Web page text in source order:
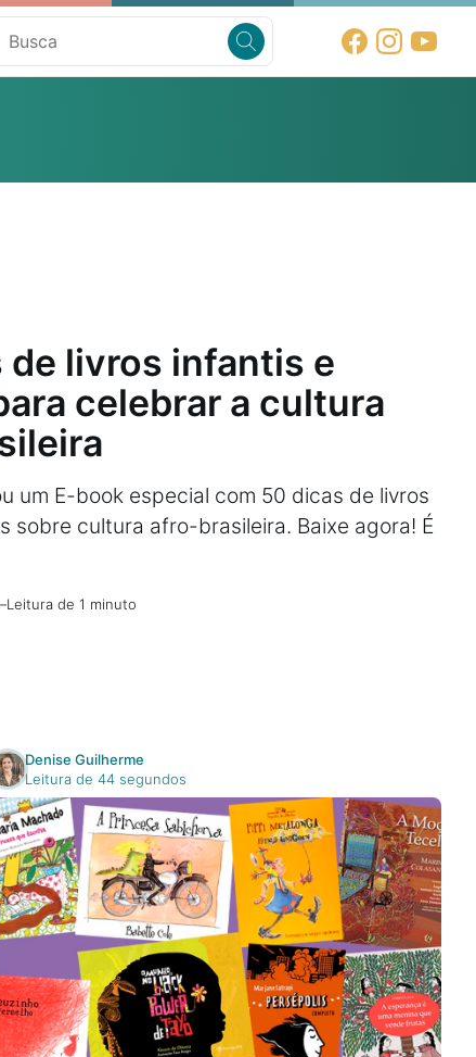
de livros infantis e
celebrar a cultura
um E-book especial com 50 dicas de livros
sobre cultura afro-brasileira. Baixe agora! É
Leitura de 1 minuto
Denise Guilherme
Leitura de 44 segundos